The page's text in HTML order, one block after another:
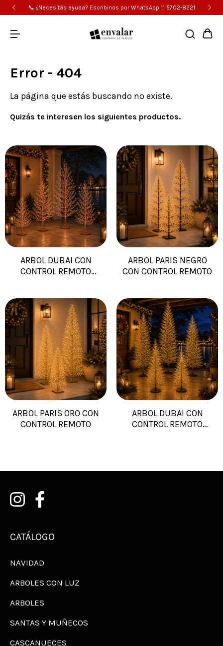
📞 ¿Necesitás ayuda? Escribinos por WhatsApp 11 5702-8221
Error - 404
La página que estás buscando no existe.
Quizás te interesen los siguientes productos.
ARBOL DUBAI CON
CONTROL REMOTO
ARBOL PARIS NEGRO
CON CONTROL REMOTO
ARBOL PARIS ORO CON
CONTROL REMOTO
ARBOL DUBAI CON
CONTROL REMOTO
CATÁLOGO
NAVIDAD
ARBOLES CON LUZ
ARBOLES
SANTAS Y MUÑECOS
CASCANUECES